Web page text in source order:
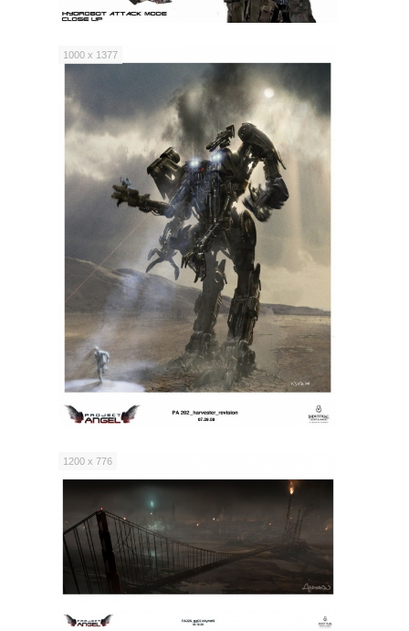
1000 x 1377
1200 x 776